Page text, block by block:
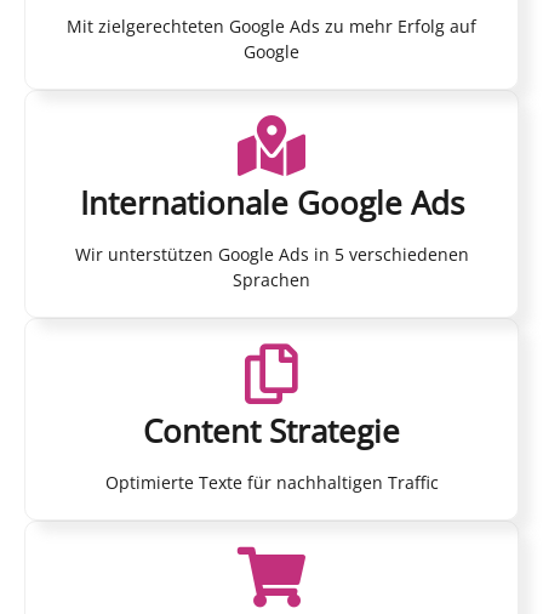
Mit zielgerechteten Google Ads zu mehr Erfolg auf
Google
Internationale Google Ads
Wir unterstützen Google Ads in 5 verschiedenen
Sprachen
Content Strategie
Optimierte Texte für nachhaltigen Traffic